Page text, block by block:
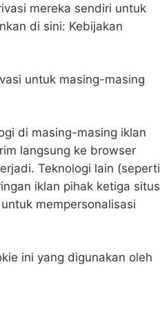
mereka sendiri untuk
di sini: Kebijakan
untuk masing-masing
di masing-masing iklan
langsung ke browser
Teknologi lain (seperti
iklan pihak ketiga situs
mempersonalisasi
ini yang digunakan oleh